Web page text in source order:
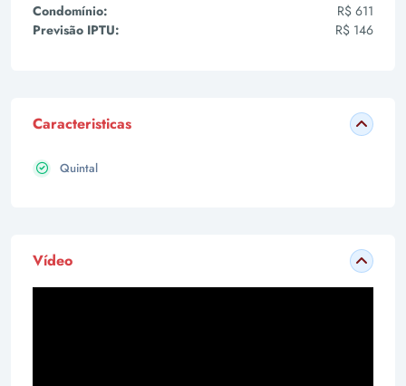
Condomínio:
R$ 611
Previsão IPTU:
R$ 146
Caracteristicas
Quintal
Vídeo